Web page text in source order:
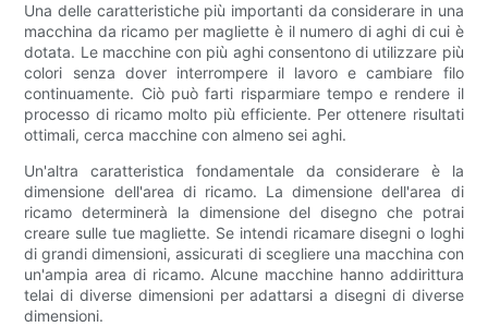
Una delle caratteristiche più importanti da considerare in una
macchina da ricamo per magliette è il numero di aghi di cui è
dotata. Le macchine con più aghi consentono di utilizzare più
colori senza dover interrompere il lavoro e cambiare filo
continuamente. Ciò può farti risparmiare tempo e rendere il
processo di ricamo molto più efficiente. Per ottenere risultati
ottimali, cerca macchine con almeno sei aghi.
Un'altra caratteristica fondamentale da considerare è la
dimensione dell'area di ricamo. La dimensione dell'area di
ricamo determinerà la dimensione del disegno che potrai
creare sulle tue magliette. Se intendi ricamare disegni o loghi
di grandi dimensioni, assicurati di scegliere una macchina con
un'ampia area di ricamo. Alcune macchine hanno addirittura
telai di diverse dimensioni per adattarsi a disegni di diverse
dimensioni.